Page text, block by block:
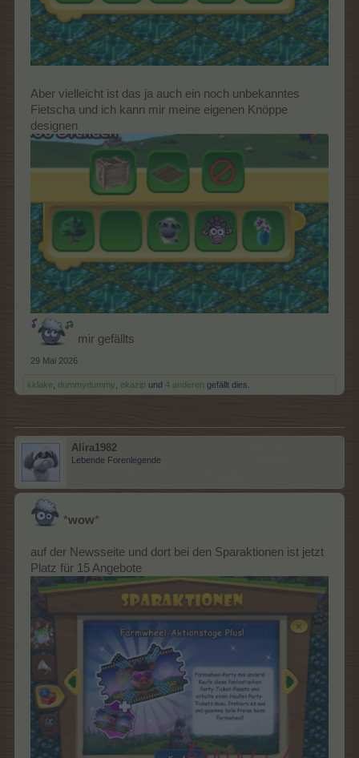
Aber vielleicht ist das ja auch ein noch unbekanntes
Fietscha und ich kann mir meine eigenen Knöppe
designen
mir gefällts
29 Mai 2026
kklake dummydummy ekazip und 4 anderen gefällt dies.
Alira1982
Lebende Forenlegende
*wow*
auf der Newsseite und dort bei den Sparaktionen ist jetzt
Platz für 15 Angebote